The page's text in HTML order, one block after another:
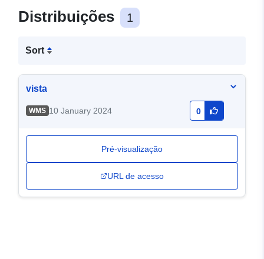
Distribuições 1
Sort
vista
WMS 10 January 2024 0
Pré-visualização
URL de acesso